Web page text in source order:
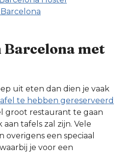
met
uit eten dan dien je vaak
te hebben gereserveerd
groot restaurant te gaan
tafels zal zijn. Vele
overigens een speciaal
je voor een